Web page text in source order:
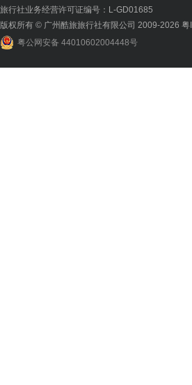
旅行社业务经营许可证编号：L-GD01685
版权所有 © 广州酷旅旅行社有限公司 2009-2026
粤公网安备 44010602004448号